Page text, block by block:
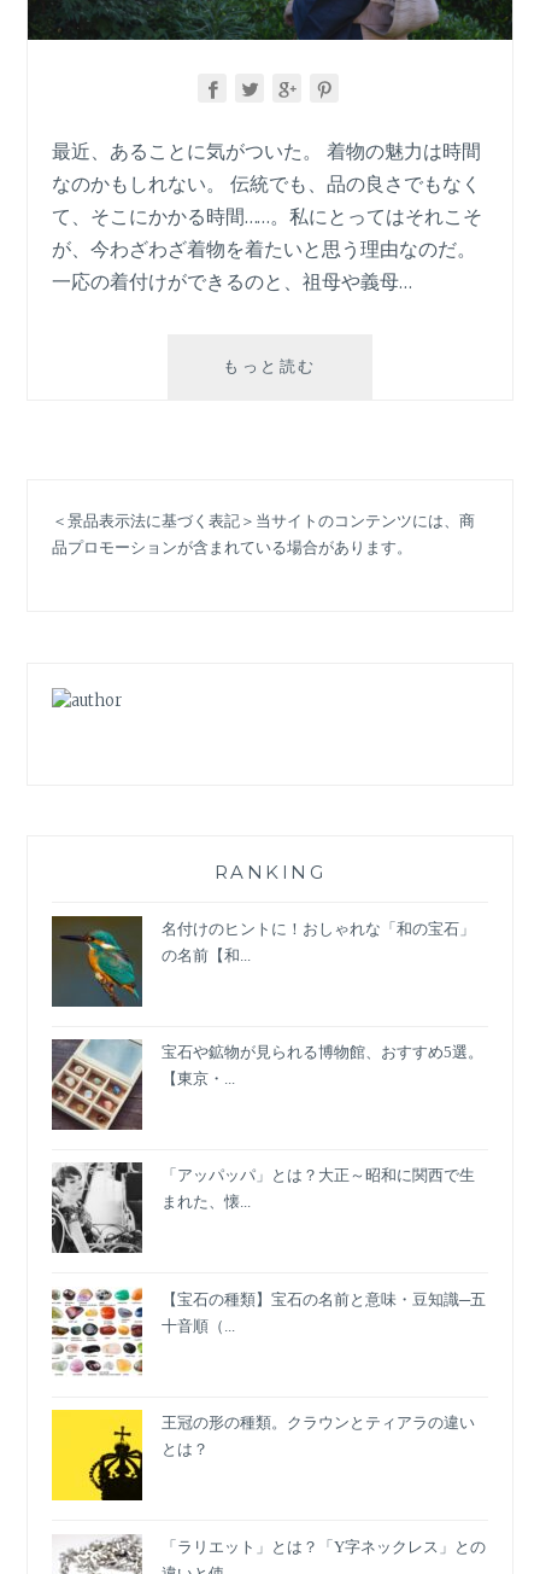
最近、あることに気がついた。 着物の魅力は時間
なのかもしれない。 伝統でも、品の良さでもなく
て、そこにかかる時間……。私にとってはそれこそ
が、今わざわざ着物を着たいと思う理由なのだ。
一応の着付けができるのと、祖母や義母…
もっと読む
間
を
＜景品表示法に基づく表記＞当サイトのコンテンツには、商
品プロモーションが含まれている場合があります。
RANKING
名付けのヒントに！おしゃれな「和の宝石」
の名前【和...
宝石や鉱物が見られる博物館、おすすめ5選。
【東京・...
「アッパッパ」とは？大正～昭和に関西で生
まれた、懐...
【宝石の種類】宝石の名前と意味・豆知識─五
十音順（...
王冠の形の種類。クラウンとティアラの違い
とは？
「ラリエット」とは？「Y字ネックレス」との